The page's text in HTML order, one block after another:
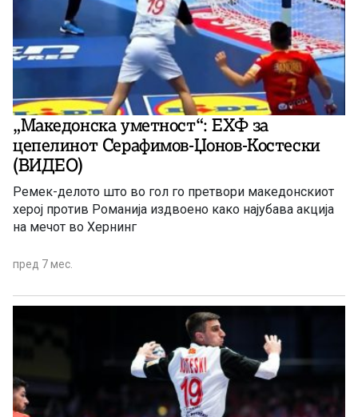
„Македонска уметност“: ЕХФ за
цепелинот Серафимов-Џонов-Костески
(ВИДЕО)
Ремек-делото што во гол го претвори македонскиот
херој против Романија издвоено како најубава акција
на мечот во Хернинг
пред 7 мес.